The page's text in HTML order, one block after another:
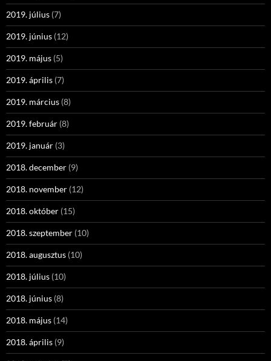
2019. július (7)
2019. június (12)
2019. május (5)
2019. április (7)
2019. március (8)
2019. február (8)
2019. január (3)
2018. december (9)
2018. november (12)
2018. október (15)
2018. szeptember (10)
2018. augusztus (10)
2018. július (10)
2018. június (8)
2018. május (14)
2018. április (9)